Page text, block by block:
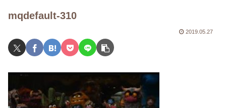
mqdefault-310
2019.05.27